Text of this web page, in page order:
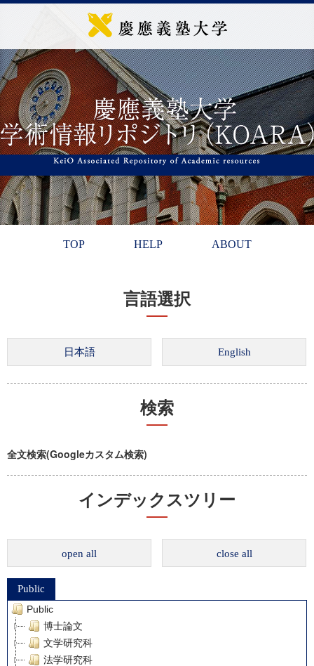
TOP HELP ABOUT
言語選択
検索
全文検索(Googleカスタム検索)
インデックスツリー
open all close all
Public
Public
博士論文
文学研究科
法学研究科